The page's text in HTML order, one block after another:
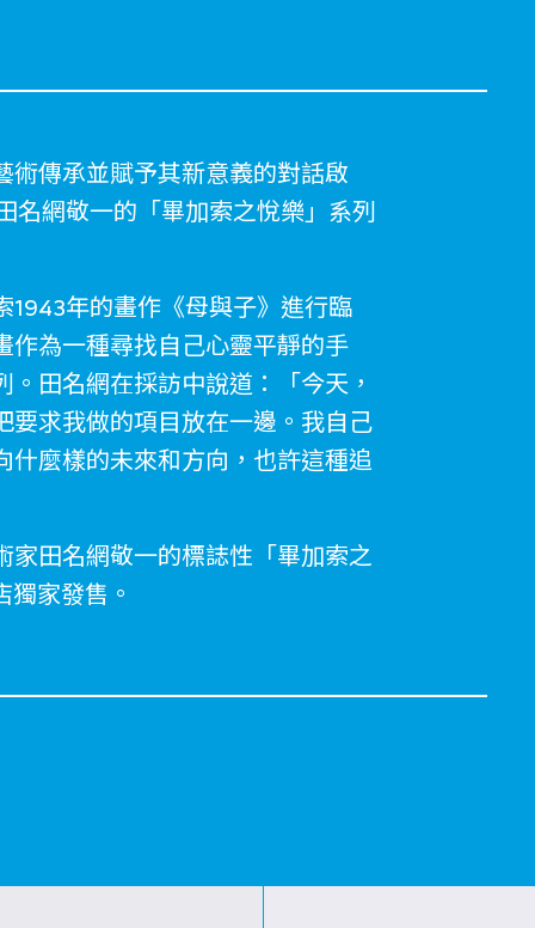
術傳承並賦予其新意義的對話啟
名網敬一的「畢加索之悅樂」系列
1943年的畫作《母與子》進行臨
作為一種尋找自己心靈平靜的手
田名網在採訪中說道：「今天，
要求我做的項目放在一邊。我自己
什麼樣的未來和方向，也許這種追
田名網敬一的標誌性「畢加索之
家發售。